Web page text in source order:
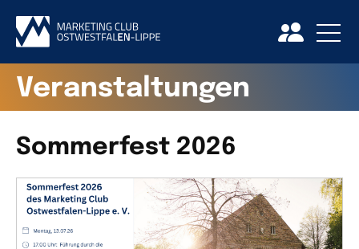
Veranstaltungen
Sommerfest 2026